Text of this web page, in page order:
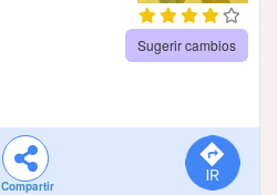
Sugerir cambios
Compartir